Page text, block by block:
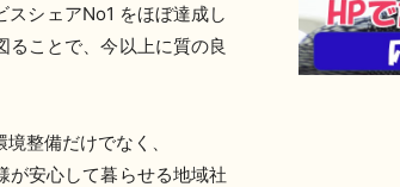
スシェアNo1 をほぼ達成し
ることで、今以上に質の良
整備だけでなく、
が安心して暮らせる地域社